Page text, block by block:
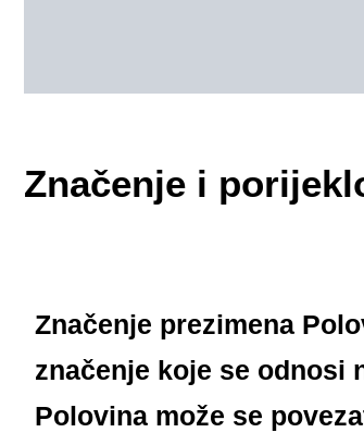
Značenje i
Značenje prezimena
značenje koje se odnosi
Polovina može se